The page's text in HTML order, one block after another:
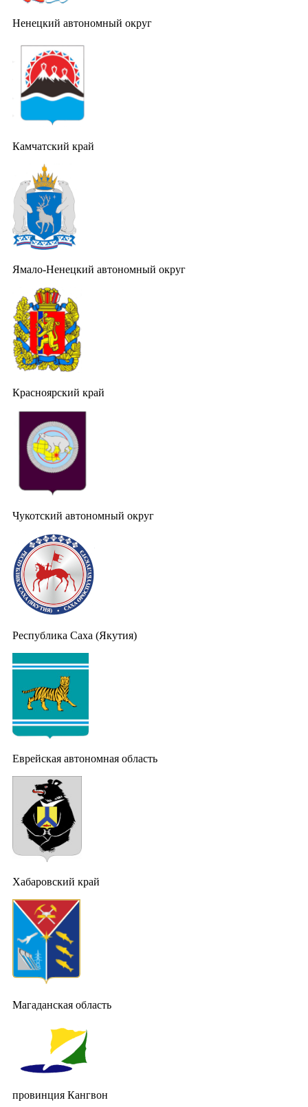
Ненецкий автономный округ
Камчатский край
Ямало-Ненецкий автономный округ
Красноярский край
Чукотский автономный округ
Республика Саха (Якутия)
Еврейская автономная область
Хабаровский край
Магаданская область
провинция Кангвон